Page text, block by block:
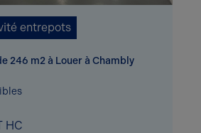
entrepots
246 m2 à Louer à Chambly
HC